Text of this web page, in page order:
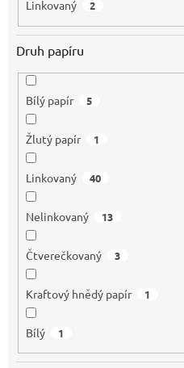
Linkovaný 2
Druh papíru
Bílý papír 5
Žlutý papír 1
Linkovaný 40
Nelinkovaný 13
Čtverečkovaný 3
Kraftový hnědý papír 1
Bílý 1